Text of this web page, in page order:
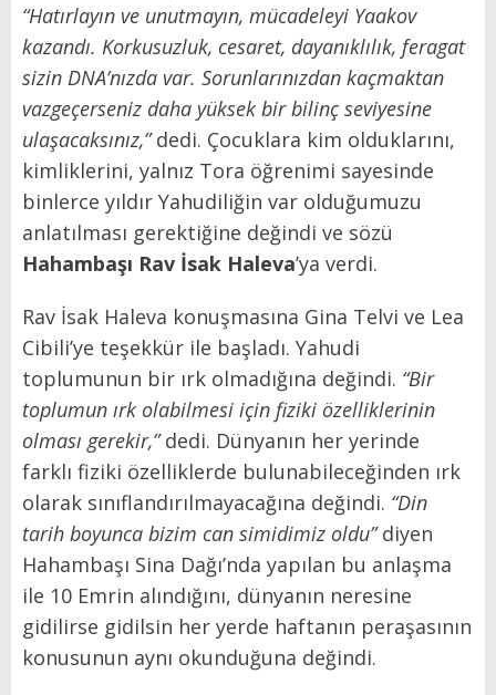
“Hatırlayın ve unutmayın, mücadeleyi Yaakov
kazandı. Korkusuzluk, cesaret, dayanıklılık, feragat
sizin DNA’nızda var. Sorunlarınızdan kaçmaktan
vazgeçerseniz daha yüksek bir bilinç seviyesine
ulaşacaksınız,”dedi. Çocuklara kim olduklarını,
kimliklerini, yalnız Tora öğrenimi sayesinde
binlerce yıldır Yahudiliğin var olduğumuzu
anlatılması gerektiğine değindi ve sözü
Hahambaşı Rav İsak Haleva’ya verdi.
Rav İsak Haleva konuşmasına Gina Telvi ve Lea
Cibili’ye teşekkür ile başladı. Yahudi
toplumunun bir ırk olmadığına değindi. “Bir
toplumun ırk olabilmesi için fiziki özelliklerinin
olması gerekir,”dedi. Dünyanın her yerinde
farklı fiziki özelliklerde bulunabileceğinden ırk
olarak sınıflandırılmayacağına değindi. “Din
tarih boyunca bizim can simidimiz oldu”diyen
Hahambaşı Sina Dağı’nda yapılan bu anlaşma
ile 10 Emrin alındığını, dünyanın neresine
gidilirse gidilsin her yerde haftanın peraşasının
konusunun aynı okunduğuna değindi.